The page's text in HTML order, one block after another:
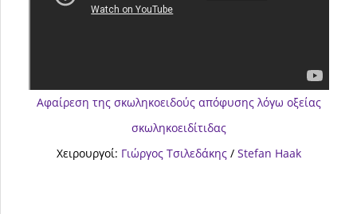
Αφαίρεση της σκωληκοειδούς απόφυσης λόγω οξείας
σκωληκοειδίτιδας
Xειρουργοί: Γιώργος Τσιλεδάκης / Stefan Haak